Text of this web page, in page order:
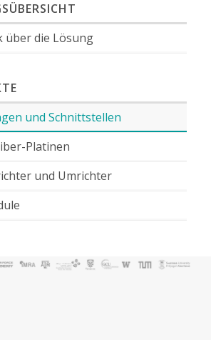
über die Lösung
und Schnittstellen
Platinen
und Umrichter